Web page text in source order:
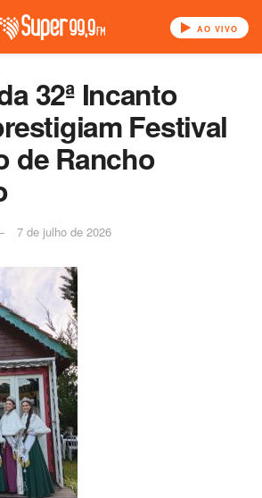
AO VIVO
32ª Incanto
Festival
de Rancho
7 de julho de 2026